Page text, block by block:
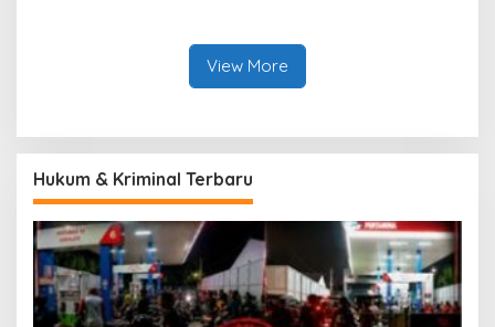
View More
Hukum & Kriminal Terbaru